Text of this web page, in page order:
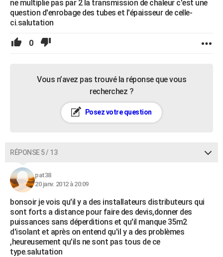
ne multiplie pas par 2 la transmission de chaleur c'est une
question d'enrobage des tubes et l'épaisseur de celle-
ci.salutation
0
Vous n’avez pas trouvé la réponse que vous
recherchez ?
Posez votre question
RÉPONSE 5 / 13
pat38
20 janv. 2012 à 20:09
bonsoir je vois qu'il y a des installateurs distributeurs qui
sont forts a distance pour faire des devis,donner des
puissances sans déperditions et qu'il manque 35m2
d'isolant et après on entend qu'il y a des problèmes
,heureusement qu'ils ne sont pas tous de ce
type.salutation